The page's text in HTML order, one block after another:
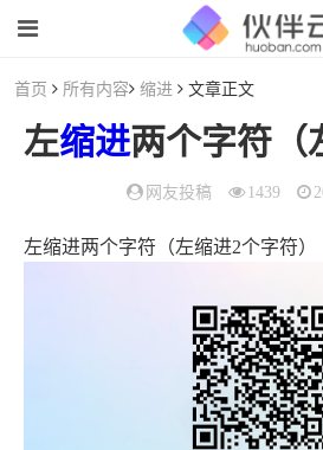
首页 所有内容 缩进 文章正文
左缩进两个字符（
网友投稿 1439
左缩进两个字符（左缩进2个字符）